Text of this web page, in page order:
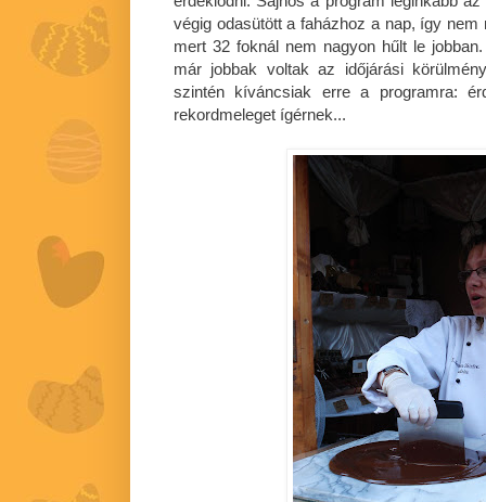
végig odasütött a faházhoz a nap, így
mert 32 foknál nem nagyon hűlt le
már jobbak voltak az időjárási
szintén kíváncsiak erre a programra:
rekordmeleget ígérnek...